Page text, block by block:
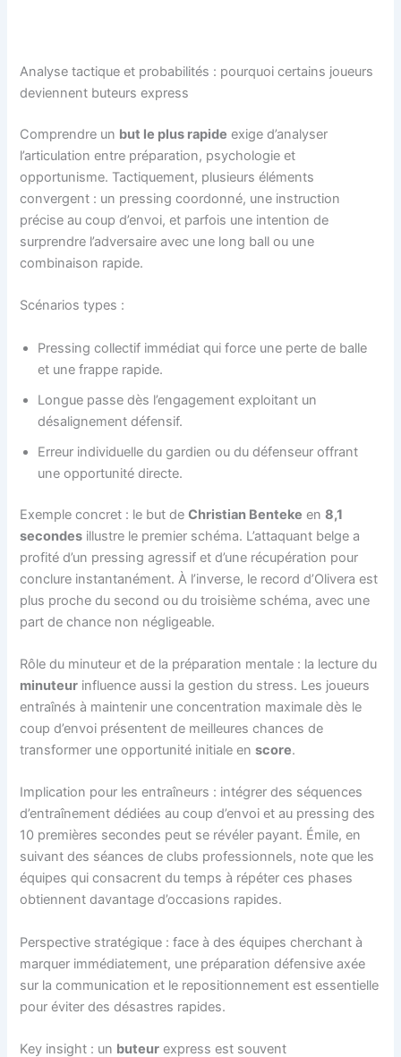
Analyse tactique et probabilités : pourquoi certains joueurs
deviennent buteurs express
Comprendre un but le plus rapide exige d’analyser
l’articulation entre préparation, psychologie et
opportunisme. Tactiquement, plusieurs éléments
convergent : un pressing coordonné, une instruction
précise au coup d’envoi, et parfois une intention de
surprendre l’adversaire avec une long ball ou une
combinaison rapide.
Scénarios types :
Pressing collectif immédiat qui force une perte de balle
et une frappe rapide.
Longue passe dès l’engagement exploitant un
désalignement défensif.
Erreur individuelle du gardien ou du défenseur offrant
une opportunité directe.
Exemple concret : le but deChristian Benteke en8,1
secondes illustre le premier schéma. L’attaquant belge a
profité d’un pressing agressif et d’une récupération pour
conclure instantanément. À l’inverse, le record d’Olivera est
plus proche du second ou du troisième schéma, avec une
part de chance non négligeable.
Rôle du minuteur et de la préparation mentale : la lecture du
minuteur influence aussi la gestion du stress. Les joueurs
entraînés à maintenir une concentration maximale dès le
coup d’envoi présentent de meilleures chances de
transformer une opportunité initiale enscore.
Implication pour les entraîneurs : intégrer des séquences
d’entraînement dédiées au coup d’envoi et au pressing des
10 premières secondes peut se révéler payant. Émile, en
suivant des séances de clubs professionnels, note que les
équipes qui consacrent du temps à répéter ces phases
obtiennent davantage d’occasions rapides.
Perspective stratégique : face à des équipes cherchant à
marquer immédiatement, une préparation défensive axée
sur la communication et le repositionnement est essentielle
pour éviter des désastres rapides.
Key insight : un buteur express est souvent